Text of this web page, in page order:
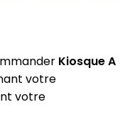
Kiosque A
votre
votre